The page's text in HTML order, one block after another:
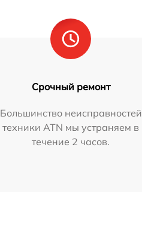
Срочный ремонт
Большинство неисправностей
техники ATN мы устраняем в
течение 2 часов.